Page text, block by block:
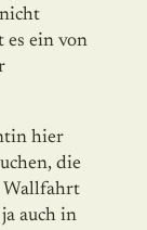
es ein von
hier
die
Wallfahrt
auch in